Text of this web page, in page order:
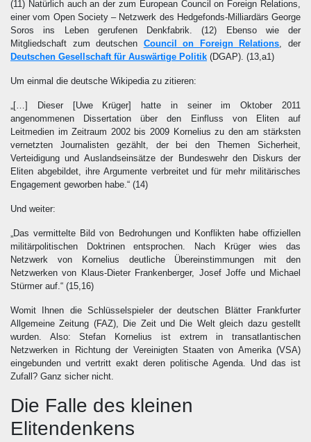
(11) Natürlich auch an der zum European Council on Foreign Relations,
einer vom Open Society – Netzwerk des Hedgefonds-Milliardärs George
Soros ins Leben gerufenen Denkfabrik.(12) Ebenso wie der
Mitgliedschaft zum deutschen Council on Foreign Relations, der
Deutschen Gesellschaft für Auswärtige Politik (DGAP). (13,a1)
Um einmal die deutsche Wikipedia zu zitieren:
„[…] Dieser [Uwe Krüger] hatte in seiner im Oktober 2011
angenommenen Dissertation über den Einfluss von Eliten auf
Leitmedien im Zeitraum 2002 bis 2009 Kornelius zu den am stärksten
vernetzten Journalisten gezählt, der bei den Themen Sicherheit,
Verteidigung und Auslandseinsätze der Bundeswehr den Diskurs der
Eliten abgebildet, ihre Argumente verbreitet und für mehr militärisches
Engagement geworben habe.“ (14)
Und weiter:
„Das vermittelte Bild von Bedrohungen und Konflikten habe offiziellen
militärpolitischen Doktrinen entsprochen. Nach Krüger wies das
Netzwerk von Kornelius deutliche Übereinstimmungen mit den
Netzwerken von Klaus-Dieter Frankenberger, Josef Joffe und Michael
Stürmer auf.“ (15,16)
Womit Ihnen die Schlüsselspieler der deutschen Blätter Frankfurter
Allgemeine Zeitung (FAZ), Die Zeit und Die Welt gleich dazu gestellt
wurden. Also: Stefan Kornelius ist extrem in transatlantischen
Netzwerken in Richtung der Vereinigten Staaten von Amerika (VSA)
eingebunden und vertritt exakt deren politische Agenda. Und das ist
Zufall? Ganz sicher nicht.
Die Falle des kleinen
Elitendenkens